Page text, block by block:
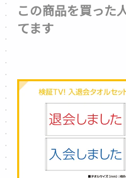
この商品を買った
てます